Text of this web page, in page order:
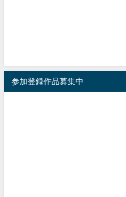
参加登録作品募集中